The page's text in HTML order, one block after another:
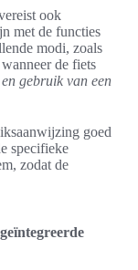
ook
met de functies
modi, zoals
de fiets
gebruik van een
goed
specifieke
zodat de